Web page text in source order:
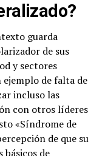
guarda
de sus
y sectores
ejemplo de falta de
incluso las
con otros líderes
«Síndrome de
de que su
básicos de